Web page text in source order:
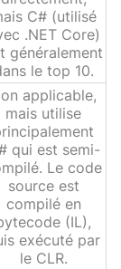
C# (utilisé
.NET Core)
généralement
le top 10.
applicable,
mais utilise
qui est semi-
Le code
source est
compilé en
(IL),
exécuté par
le CLR.